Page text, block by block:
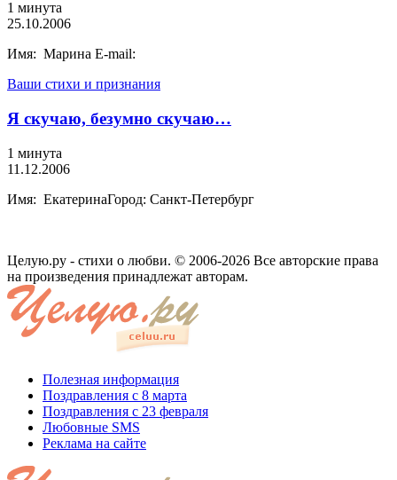
1 минута
25.10.2006
Имя: Марина E-mail:
Ваши стихи и признания
Я скучаю, безумно скучаю…
1 минута
11.12.2006
Имя: ЕкатеринаГород: Санкт-Петербург
Целую.ру - стихи о любви. © 2006-2026 Все авторские права
на произведения принадлежат авторам.
Полезная информация
Поздравления с 8 марта
Поздравления с 23 февраля
Любовные SMS
Реклама на сайте